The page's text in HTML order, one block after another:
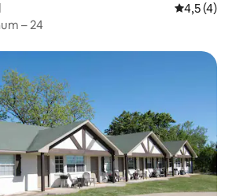
4,5 (4)
– 24